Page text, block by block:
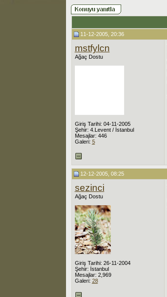
11-12-2005, 20:36
mstfylcn
Ağaç Dostu
Giriş Tarihi: 04-11-2005
Şehir: 4.Levent / İstanbul
Mesajlar: 446
Galeri: 5
12-12-2005, 08:25
sezinci
Ağaç Dostu
Giriş Tarihi: 26-11-2004
Şehir: İstanbul
Mesajlar: 2,969
Galeri: 28